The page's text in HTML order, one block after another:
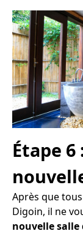
Étape
Après que
Digoin, il ne
nouvelle salle